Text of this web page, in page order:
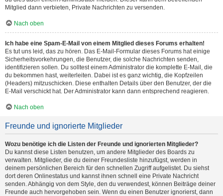
Mitglied dann verbieten, Private Nachrichten zu versenden.
Nach oben
Ich habe eine Spam-E-Mail von einem Mitglied dieses Forums erhalten!
Es tut uns leid, das zu hören. Das E-Mail-Formular dieses Forums hat einige
Sicherheitsvorkehrungen, die Benutzer, die solche Nachrichten senden,
identifizieren sollen. Du solltest einem Administrator die komplette E-Mail, die
du bekommen hast, weiterleiten. Dabei ist es ganz wichtig, die Kopfzeilen
(Headers) mitzuschicken. Diese enthalten Details über den Benutzer, der die
E-Mail verschickt hat. Der Administrator kann dann entsprechend reagieren.
Nach oben
Freunde und ignorierte Mitglieder
Wozu benötige ich die Listen der Freunde und ignorierten Mitglieder?
Du kannst diese Listen benutzen, um andere Mitglieder des Boards zu
verwalten. Mitglieder, die du deiner Freundesliste hinzufügst, werden in
deinem persönlichen Bereich für den schnellen Zugriff aufgelistet. Du siehst
dort deren Onlinestatus und kannst ihnen schnell eine Private Nachricht
senden. Abhängig von dem Style, den du verwendest, können Beiträge deiner
Freunde auch hervorgehoben sein. Wenn du einen Benutzer ignorierst, dann